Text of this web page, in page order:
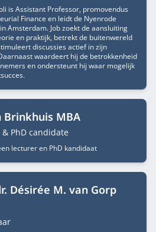
is Assistant Professor, promovendus
Finance en leidt de Nyenrode
Amsterdam. Job zoekt de aansluiting
en praktijk, betrekt de buitenwereld
discussies actief in zijn
waardeert hij de betrokkenheid
en ondersteunt hij waar mogelijk
Brinkhuis MBA
PhD candidate
lecturer en PhD kandidaat
Désirée M. van Gorp